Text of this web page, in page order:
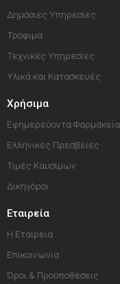
Δημόσιες Υπηρεσίες
Τρόφιμα
Τεχνικές Υπηρεσίες
Υλικά και Κατασκευές
Χρήσιμα
Εφημερεύοντα Φαρμακεία
Ελληνικές Πρεσβείες
Τιμές Καυσίμων
Δικηγόροι
Εταιρεία
Η Εταιρεία
Επικοινωνία
Όροι & Προϋποθέσεις